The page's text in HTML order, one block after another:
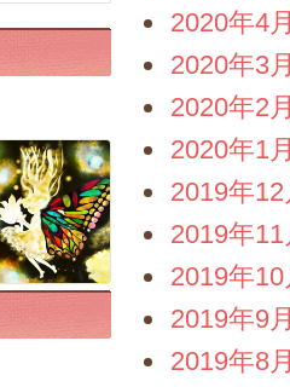
2020年4
2020年3
2020年2
2020年1
2019年12
2019年11
2019年10
2019年9
2019年8